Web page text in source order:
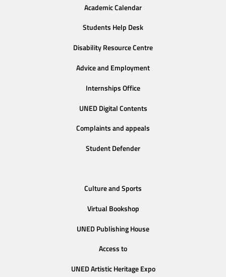
Academic Calendar
Students Help Desk
Disability Resource Centre
Advice and Employment
Internships Office
UNED Digital Contents
Complaints and appeals
Student Defender
Culture and Sports
Virtual Bookshop
UNED Publishing House
Access to
UNED Artistic Heritage Expo